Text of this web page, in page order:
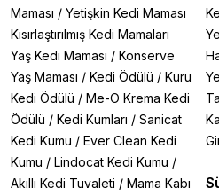
Maması / Yetişkin Kedi Maması
Kısırlaştırılmış Kedi Mamaları
Yaş Kedi Maması / Konserve
Yaş Maması / Kedi Ödülü / Kuru
Kedi Ödülü / Me-O Krema Kedi
Ödülü / Kedi Kumları / Sanicat
Kedi Kumu / Ever Clean Kedi
Kumu / Lindocat Kedi Kumu /
Akıllı Kedi Tuvaleti / Mama Kabı